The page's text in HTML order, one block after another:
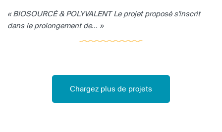
« BIOSOURCÉ & POLYVALENT Le projet proposé s'inscrit
dans le prolongement de... »
Chargez plus de projets